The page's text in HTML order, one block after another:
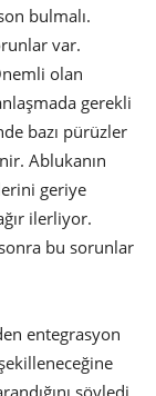
bulmalı.
var.
olan
gerekli
bazı pürüzler
Ablukanın
geriye
ilerliyor.
bu sorunlar
entegrasyon